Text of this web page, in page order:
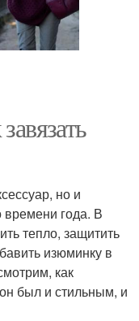
но и
времени года. В
тепло, защитить
изюминку в
как
был и стильным, и